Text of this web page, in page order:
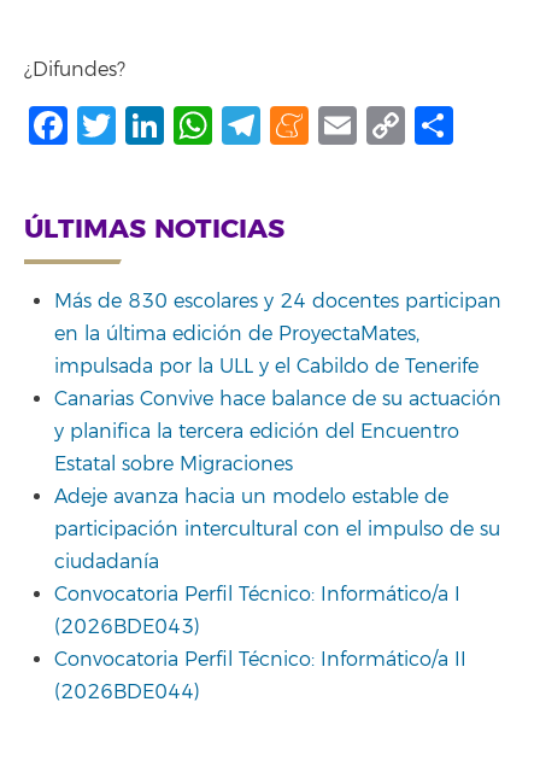
¿Difundes?
Facebook
Twitter
LinkedIn
WhatsApp
Telegram
Meneame
Email
Copy
ÚLTIMAS NOTICIAS
Más de 830 escolares y 24 docentes participan
en la última edición de ProyectaMates,
impulsada por la ULL y el Cabildo de Tenerife
Canarias Convive hace balance de su actuación
y planifica la tercera edición del Encuentro
Estatal sobre Migraciones
Adeje avanza hacia un modelo estable de
participación intercultural con el impulso de su
ciudadanía
Convocatoria Perfil Técnico: Informático/a I
(2026BDE043)
Convocatoria Perfil Técnico: Informático/a II
(2026BDE044)